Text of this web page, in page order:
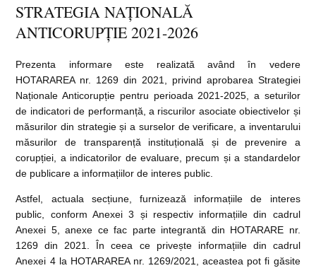
STRATEGIA NAȚIONALĂ
ANTICORUPȚIE 2021-2026
Prezenta informare este realizată având în vedere
HOTARAREA nr. 1269 din 2021, privind aprobarea Strategiei
Naționale Anticorupție pentru perioada 2021-2025, a seturilor
de indicatori de performanță, a riscurilor asociate obiectivelor și
măsurilor din strategie și a surselor de verificare, a inventarului
măsurilor de transparență instituțională și de prevenire a
corupției, a indicatorilor de evaluare, precum și a standardelor
de publicare a informațiilor de interes public.
Astfel, actuala secțiune, furnizează informațiile de interes
public, conform Anexei 3 și respectiv informațiile din cadrul
Anexei 5, anexe ce fac parte integrantă din HOTARARE nr.
1269 din 2021. În ceea ce privește informațiile din cadrul
Anexei 4 la HOTARAREA nr. 1269/2021, aceastea pot fi găsite